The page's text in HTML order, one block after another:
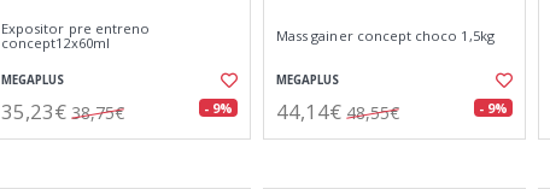
Expositor pre entreno
concept12x60ml
MEGAPLUS
35,23€ 38,75€ - 9%
Mass gainer concept choco 1,5kg
MEGAPLUS
44,14€ 48,55€ - 9%